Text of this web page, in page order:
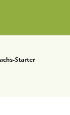
Starter